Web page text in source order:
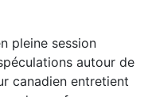
pleine session
autour de
canadien entretient